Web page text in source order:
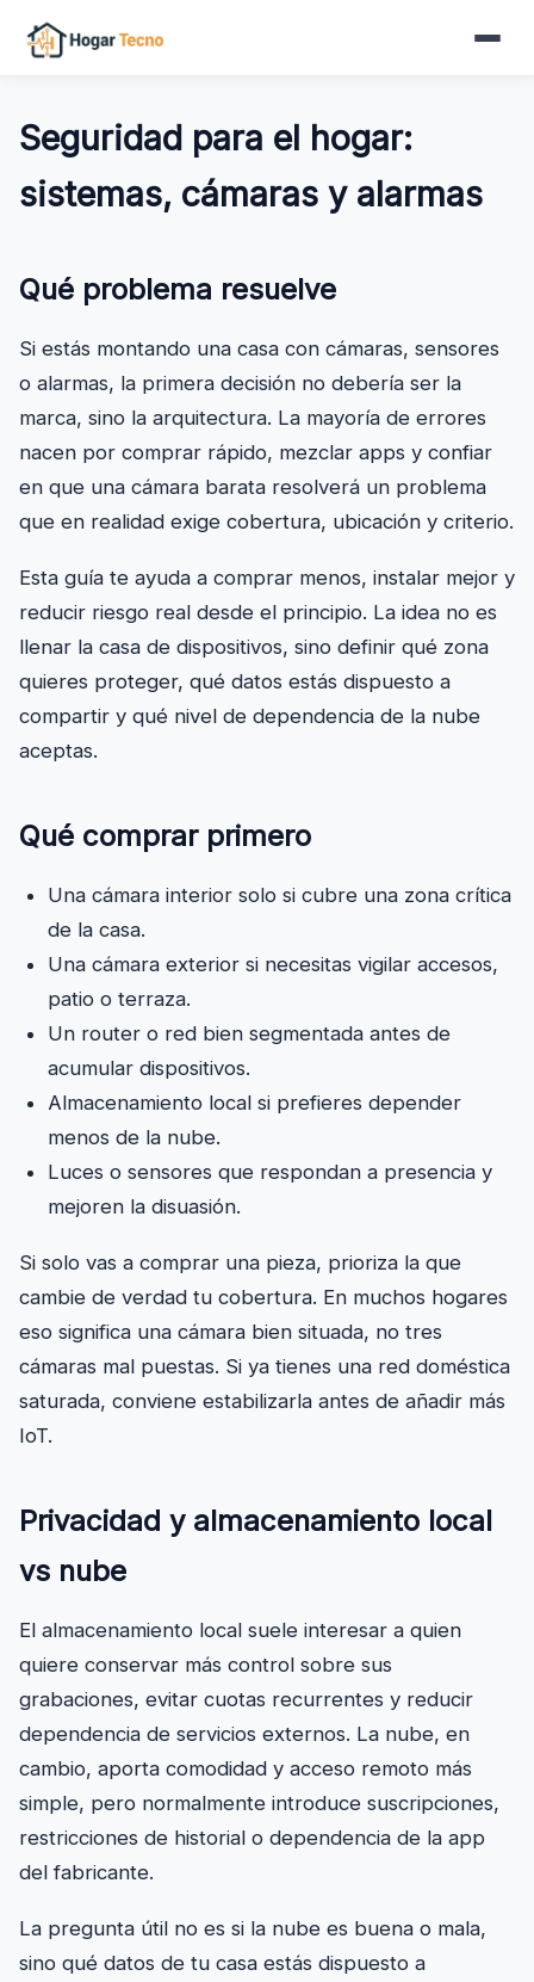
contenido
Seguridad para el hogar:
sistemas, cámaras y alarmas
Qué problema resuelve
Si estás montando una casa con cámaras, sensores
o alarmas, la primera decisión no debería ser la
marca, sino la arquitectura. La mayoría de errores
nacen por comprar rápido, mezclar apps y confiar
en que una cámara barata resolverá un problema
que en realidad exige cobertura, ubicación y criterio.
Esta guía te ayuda a comprar menos, instalar mejor y
reducir riesgo real desde el principio. La idea no es
llenar la casa de dispositivos, sino definir qué zona
quieres proteger, qué datos estás dispuesto a
compartir y qué nivel de dependencia de la nube
aceptas.
Qué comprar primero
Una cámara interior solo si cubre una zona crítica
de la casa.
Una cámara exterior si necesitas vigilar accesos,
patio o terraza.
Un router o red bien segmentada antes de
acumular dispositivos.
Almacenamiento local si prefieres depender
menos de la nube.
Luces o sensores que respondan a presencia y
mejoren la disuasión.
Si solo vas a comprar una pieza, prioriza la que
cambie de verdad tu cobertura. En muchos hogares
eso significa una cámara bien situada, no tres
cámaras mal puestas. Si ya tienes una red doméstica
saturada, conviene estabilizarla antes de añadir más
IoT.
Privacidad y almacenamiento local
vs nube
El almacenamiento local suele interesar a quien
quiere conservar más control sobre sus
grabaciones, evitar cuotas recurrentes y reducir
dependencia de servicios externos. La nube, en
cambio, aporta comodidad y acceso remoto más
simple, pero normalmente introduce suscripciones,
restricciones de historial o dependencia de la app
del fabricante.
La pregunta útil no es si la nube es buena o mala,
sino qué datos de tu casa estás dispuesto a